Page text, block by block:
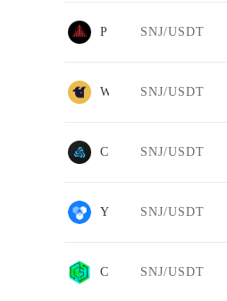
SNJ/USDT
SNJ/USDT
SNJ/USDT
SNJ/USDT
SNJ/USDT